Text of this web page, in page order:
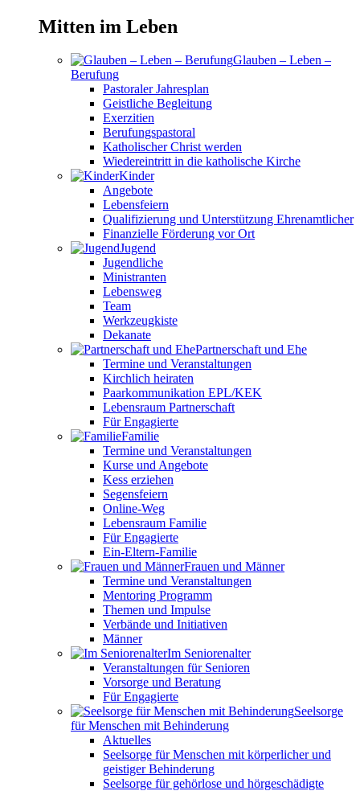
Mitten im Leben
Glauben – Leben –
Berufung
Pastoraler Jahresplan
Geistliche Begleitung
Exerzitien
Berufungspastoral
Katholischer Christ werden
Wiedereintritt in die katholische Kirche
Kinder
Angebote
Lebensfeiern
Qualifizierung und Unterstützung Ehrenamtlicher
Finanzielle Förderung vor Ort
Jugend
Jugendliche
Ministranten
Lebensweg
Team
Werkzeugkiste
Dekanate
Partnerschaft und Ehe
Termine und Veranstaltungen
Kirchlich heiraten
Paarkommunikation EPL/KEK
Lebensraum Partnerschaft
Für Engagierte
Familie
Termine und Veranstaltungen
Kurse und Angebote
Kess erziehen
Segensfeiern
Online-Weg
Lebensraum Familie
Für Engagierte
Ein-Eltern-Familie
Frauen und Männer
Termine und Veranstaltungen
Mentoring Programm
Themen und Impulse
Verbände und Initiativen
Männer
Im Seniorenalter
Veranstaltungen für Senioren
Vorsorge und Beratung
Für Engagierte
Seelsorge
für Menschen mit Behinderung
Aktuelles
Seelsorge für Menschen mit körperlicher und
geistiger Behinderung
Seelsorge für gehörlose und hörgeschädigte